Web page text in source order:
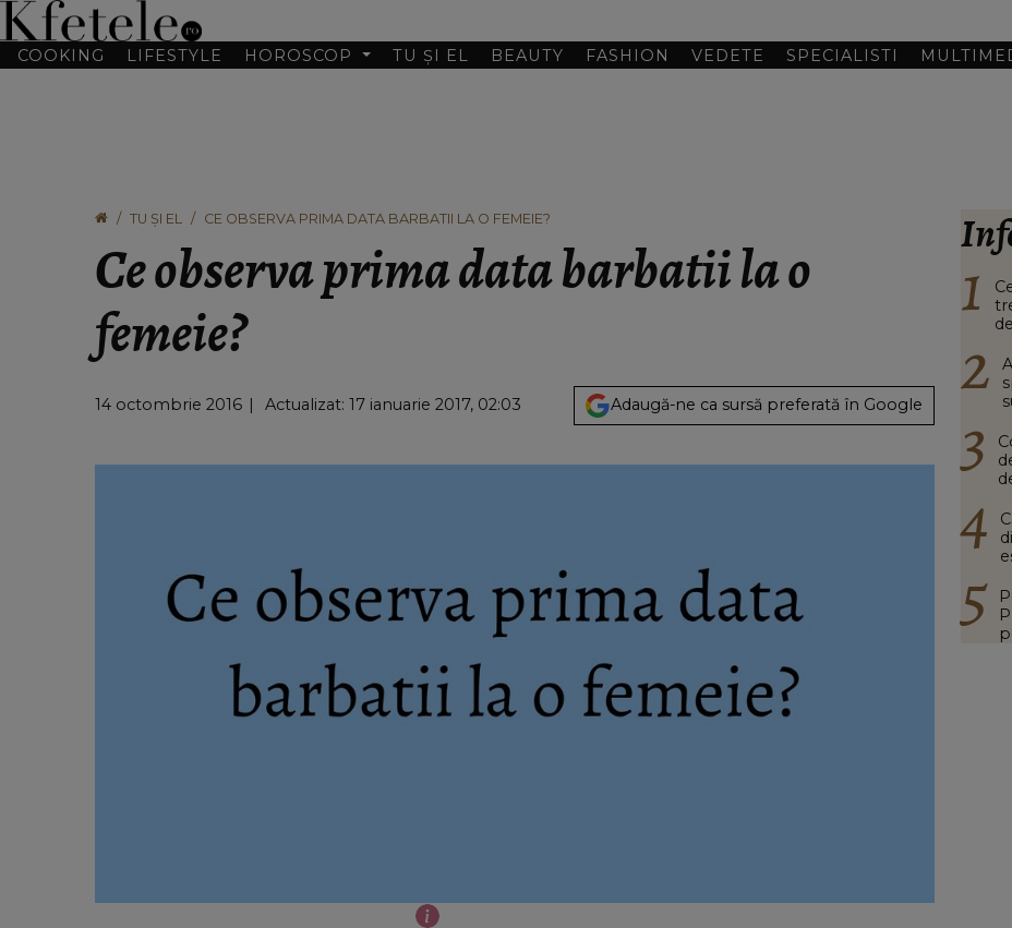
COOKING LIFESTYLE HOROSCOP TU ȘI EL BEAUTY FASHION VEDETE SPECIALISTI
TU ȘI EL CE OBSERVA PRIMA DATA BARBATII LA O FEMEIE?
Ce observa prima data barbatii la o
femeie?
14 octombrie 2016 Actualizat: 17 ianuarie 2017, 02:03 Adaugă-ne ca sursă preferată în Google